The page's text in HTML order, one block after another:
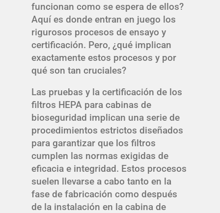
funcionan como se espera de ellos?
Aquí es donde entran en juego los
rigurosos procesos de ensayo y
certificación. Pero, ¿qué implican
exactamente estos procesos y por
qué son tan cruciales?
Las pruebas y la certificación de los
filtros HEPA para cabinas de
bioseguridad implican una serie de
procedimientos estrictos diseñados
para garantizar que los filtros
cumplen las normas exigidas de
eficacia e integridad. Estos procesos
suelen llevarse a cabo tanto en la
fase de fabricación como después
de la instalación en la cabina de